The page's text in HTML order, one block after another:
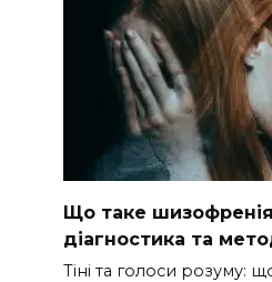
Що таке
діагностика та
Тіні та голоси розуму: